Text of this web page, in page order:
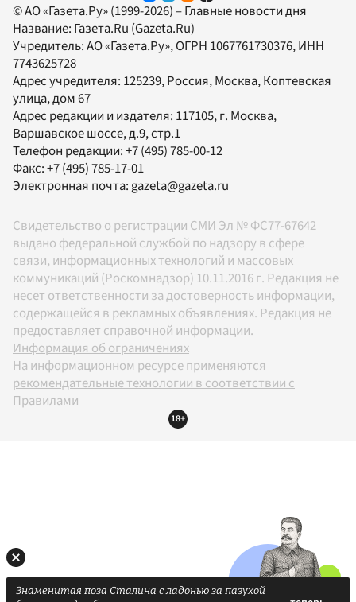
© АО «Газета.Ру» (1999-2026) – Главные новости дня
Название: Газета.Ru (Gazeta.Ru)
Учредитель:АО «Газета.Ру», ОГРН 1067761730376, ИНН
7743625728
Адрес учредителя: 125239, Россия, Москва, Коптевская
улица, дом 67
Адрес редакции и издателя: 117105, г. Москва,
Варшавское шоссе, д.9, стр.1
Телефон редакции:+7 (495) 785-00-12
Факс:+7 (495) 785-17-01
Электронная почта: gazeta@gazeta.ru
Свидетельство о регистрации СМИ Эл № ФС77-67642
выдано федеральной службой по надзору в сфере
связи, информационных технологий и массовых
коммуникаций (Роскомнадзор) 10.11.2016 г. Редакция не
несет ответственности за достоверность информации,
содержащейся в рекламных объявлениях. Редакция не
предоставляет справочной информации.
Информация об ограничениях
На информационном ресурсе применяются
рекомендательные технологии в соответствии с
Правилами
18+
Знаменитая поза Сталина с ладонью за пазухой